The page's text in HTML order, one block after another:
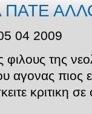
ΠΑΤΕ
04 2009
της
πιος
κριτικη